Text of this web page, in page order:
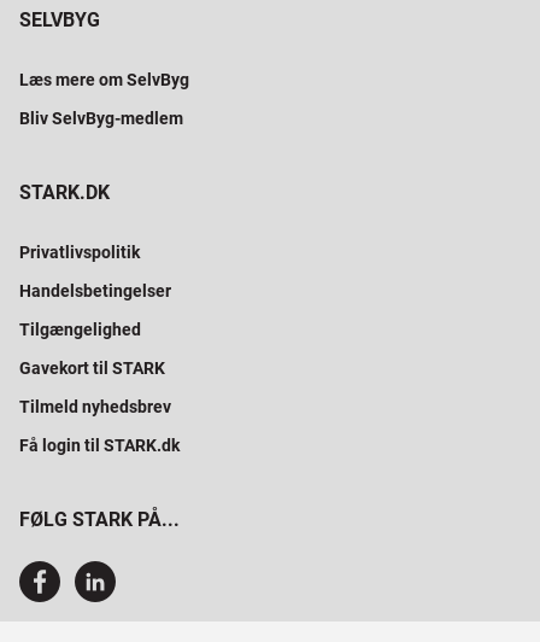
SELVBYG
Læs mere om SelvByg
Bliv SelvByg-medlem
STARK.DK
Privatlivspolitik
Handelsbetingelser
Tilgængelighed
Gavekort til STARK
Tilmeld nyhedsbrev
Få login til STARK.dk
FØLG STARK PÅ...